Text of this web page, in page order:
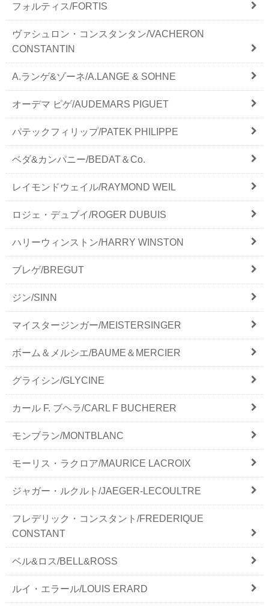
フォルティス/FORTIS
ヴァシュロン・コンスタンタン/VACHERON
CONSTANTIN
A.ランゲ&ゾーネ/A.LANGE & SOHNE
オーデマ ピゲ/AUDEMARS PIGUET
パテックフィリップ/PATEK PHILIPPE
ベダ&カンパニー/BEDAT＆Co.
レイモンドウェイル/RAYMOND WEIL
ロジェ・デュブイ/ROGER DUBUIS
ハリーウィンストン/HARRY WINSTON
ブレゲ/BREGUT
ジン/SINN
マイスタージンガー/MEISTERSINGER
ボーム＆メルシエ/BAUME＆MERCIER
グライシン/GLYCINE
カール F. ブヘラ/CARL F BUCHERER
モンブラン/MONTBLANC
モーリス・ラクロア/MAURICE LACROIX
ジャガー・ルクルト/JAEGER-LECOULTRE
フレデリック・コンスタント/FREDERIQUE
CONSTANT
ベル&ロス/BELL&ROSS
ルイ・エラール/LOUIS ERARD